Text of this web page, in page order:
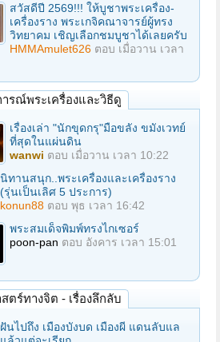
สวัสดีปี 2569!!! ให้บูชาพระเครื่อง-
เครื่องราง พระเกจิคณาจารย์ผู้ทรง
วิทยาคม เชิญเลือกชมบูชาได้เลยครับ
HMMAmulet626 ตอบ เมื่อวาน เวลา
รณ์พระเครื่องและวิธีดู
เรื่องเล่า "นักขุดกรุ"มือขลัง ขมังเวทย์
ที่สุดในแผ่นดิน
wanwi ตอบ เมื่อวาน เวลา 10:22
นิทานสนุก..พระเครื่องและเครื่องราง
(รุ่นเป็นเลิศ 5 ประการ)
konun88 ตอบ พุธ เวลา 16:42
พระสมเด็จพิมพ์ทรงไกเซอร์
poon-pan ตอบ อังคาร เวลา 15:01
ตร์ทางจิต - เรื่องลึกลับ
ฝันไปถึง เมืองบังบด เมืองผี แดนลับแล